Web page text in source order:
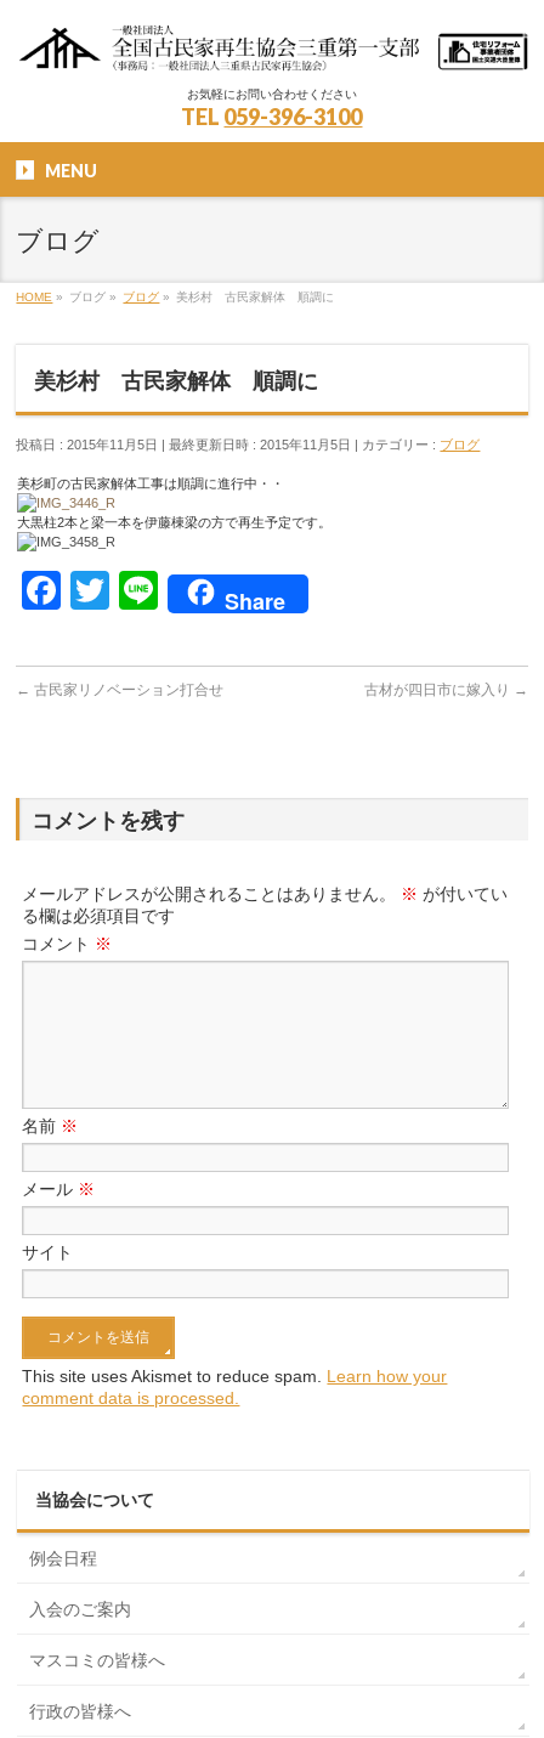
お気軽にお問い合わせください
TEL 059-396-3100
MENU
ブログ
HOME » ブログ » ブログ » 美杉村 古民家解体 順調に
美杉村 古民家解体 順調に
投稿日 : 2015年11月5日 最終更新日時 : 2015年11月5日 カテゴリー : ブログ
美杉町の古民家解体工事は順調に進行中・・
大黒柱2本と梁一本を伊藤棟梁の方で再生予定です。
Facebook
Twitter
LineShare
← 古民家リノベーション打合せ 古材が四日市に嫁入り →
コメントを残す
メールアドレスが公開されることはありません。 ※ が付いてい
る欄は必須項目です
コメント ※
名前 ※
メール ※
サイト
This site uses Akismet to reduce spam. Learn how your
comment data is processed.
当協会について
例会日程
入会のご案内
マスコミの皆様へ
行政の皆様へ